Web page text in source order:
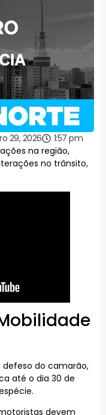
29, 2026
1:57 pm
na região,
no trânsito,
defeso do camarão,
até o dia 30 de
devem